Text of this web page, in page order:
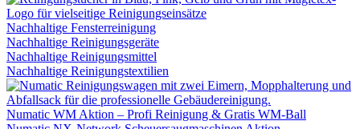
Nachhaltige Fensterreinigung
Nachhaltige Reinigungsgeräte
Nachhaltige Reinigungsmittel
Nachhaltige Reinigungstextilien
Numatic WM Aktion – Profi Reinigung & Gratis WM-Ball